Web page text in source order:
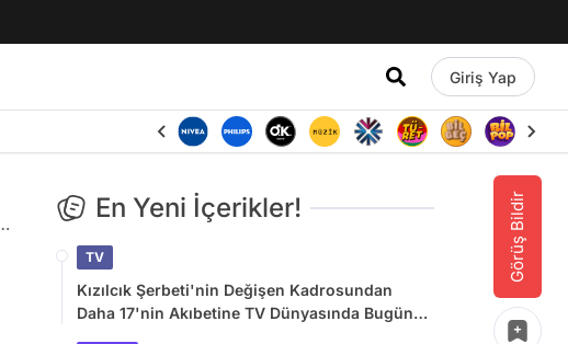
Giriş Yap
Görüş Bildir
En Yeni İçerikler!
TV
Kızılcık Şerbeti'nin Değişen Kadrosundan
Daha 17'nin Akıbetine TV Dünyasında Bugün